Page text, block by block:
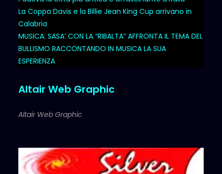
La Coppa Davis e la Billie Jean King Cup arrivano in
Calabria
MUSICA: SASA’ CON LA “RIBALTA” AFFRONTA IL TEMA DEL
BULLISMO RACCONTANDO IN MUSICA LA SUA
ESPERIENZA
Altair Web Graphic
Altair Web Graphic